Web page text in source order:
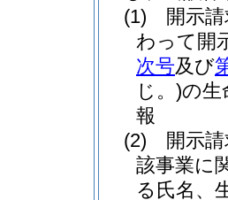
(1)
開示
わって開
次号及び
じ。)の生
報
(2)
開示
該事業に
る氏名、